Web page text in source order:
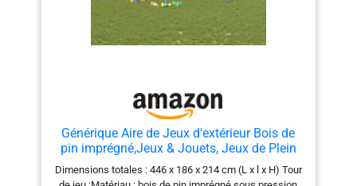
et structures d'escalade en bois. Backyard Discovery
relie chaque année des milliers de familles avec des
constellations en bois conçues avec amour. Nos
Discovery !
Générique Aire de Jeux d'extérieur Bois de
pin imprégné,Jeux & Jouets, Jeux de Plein
air, Aires de Jeux, Brun (Poids 51.25KG)
Dimensions totales : 446 x 186 x 214 cm (L x l x H) Tour